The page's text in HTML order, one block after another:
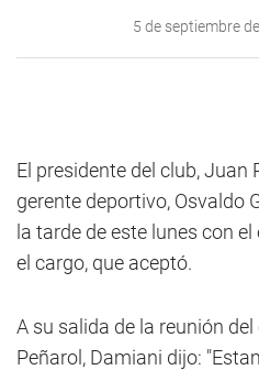
5 de septiembre
El presidente del club, Juan
gerente deportivo, Osvaldo
la tarde de este lunes con
el cargo, que aceptó.
A su salida de la reunión
Peñarol, Damiani dijo: